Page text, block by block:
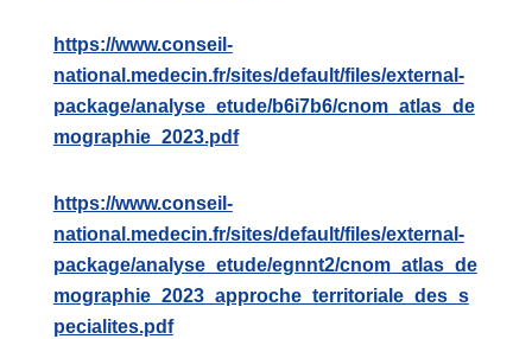
https://www.conseil-
national.medecin.fr/sites/default/files/external-
package/analyse_etude/b6i7b6/cnom_atlas_de
mographie_2023.pdf
https://www.conseil-
national.medecin.fr/sites/default/files/external-
package/analyse_etude/egnnt2/cnom_atlas_de
mographie_2023_approche_territoriale_des_s
pecialites.pdf